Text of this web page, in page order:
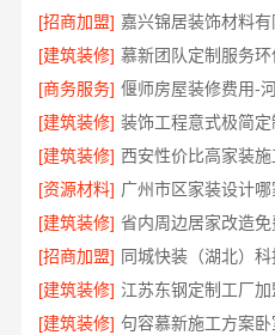
[招商加盟]
[建筑装修]
[商务服务]
[建筑装修] 装饰工程意式极简
[建筑装修] 西安性价比高家装
[资源材料]
[建筑装修]
[招商加盟]
[建筑装修] 江苏东钢定制工厂
[建筑装修] 句容慕新施工方案